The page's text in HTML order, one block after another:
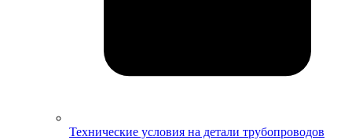
Технические условия на детали трубопроводов